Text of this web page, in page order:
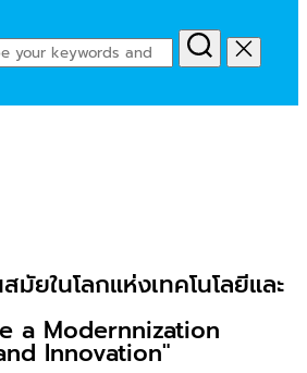
มัยในโลกแห่งเทคโนโลยีและ
a Modernnization
Innovation"